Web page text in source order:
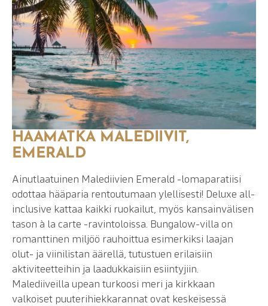
HÄÄMATKA MALEDIIVIT,
EMERALD
Ainutlaatuinen Malediivien Emerald -lomaparatiisi
odottaa hääparia rentoutumaan ylellisesti! Deluxe all-
inclusive kattaa kaikki ruokailut, myös kansainvälisen
tason à la carte -ravintoloissa. Bungalow-villa on
romanttinen miljöö rauhoittua esimerkiksi laajan
olut- ja viinilistan äärellä, tutustuen erilaisiin
aktiviteetteihin ja laadukkaisiin esiintyjiin.
Malediiveilla upean turkoosi meri ja kirkkaan
valkoiset puuterihiekkarannat ovat keskeisessä